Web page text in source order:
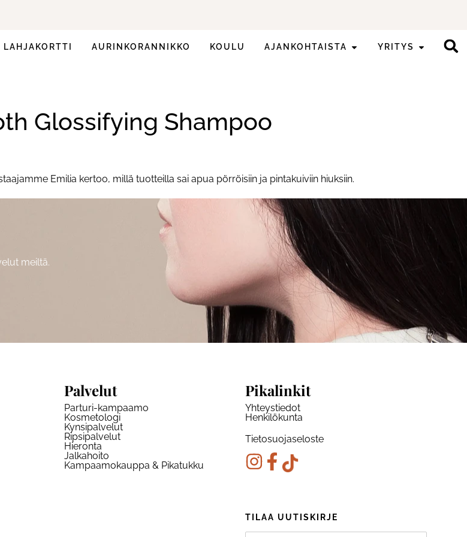
LAHJAKORTTI AURINKORANNIKKO KOULU AJANKOHTAISTA YRITYS
Glossifying Shampoo
Emilia kertoo, millä tuotteilla sai apua pörröisiin ja pintakuiviin hiuksiin.
meiltä.
Palvelut
Parturi-kampaamo
Kosmetologi
Kynsipalvelut
Ripsipalvelut
Hieronta
Jalkahoito
Kampaamokauppa & Pikatukku
Pikalinkit
Yhteystiedot
Henkilökunta
Tietosuojaseloste
TILAA UUTISKIRJE